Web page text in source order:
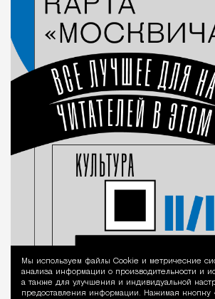
Мы используем файлы Сookie и метрические
анализа информации о производительности и
а также для улучшения и индивидуальной
предоставления информации. Нажимая кнопку